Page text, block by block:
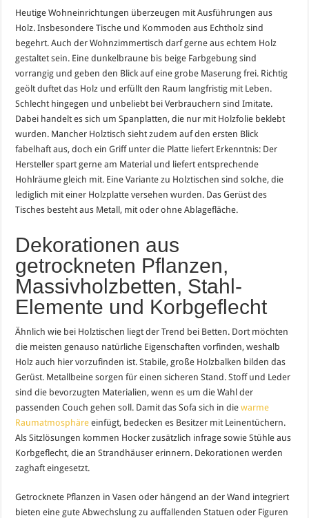
Heutige Wohneinrichtungen überzeugen mit Ausführungen aus
Holz. Insbesondere Tische und Kommoden aus Echtholz sind
begehrt. Auch der Wohnzimmertisch darf gerne aus echtem Holz
gestaltet sein. Eine dunkelbraune bis beige Farbgebung sind
vorrangig und geben den Blick auf eine grobe Maserung frei. Richtig
geölt duftet das Holz und erfüllt den Raum langfristig mit Leben.
Schlecht hingegen und unbeliebt bei Verbrauchern sind Imitate.
Dabei handelt es sich um Spanplatten, die nur mit Holzfolie beklebt
wurden. Mancher Holztisch sieht zudem auf den ersten Blick
fabelhaft aus, doch ein Griff unter die Platte liefert Erkenntnis: Der
Hersteller spart gerne am Material und liefert entsprechende
Hohlräume gleich mit. Eine Variante zu Holztischen sind solche, die
lediglich mit einer Holzplatte versehen wurden. Das Gerüst des
Tisches besteht aus Metall, mit oder ohne Ablagefläche.
Dekorationen aus
getrockneten Pflanzen,
Massivholzbetten, Stahl-
Elemente und Korbgeflecht
Ähnlich wie bei Holztischen liegt der Trend bei Betten. Dort möchten
die meisten genauso natürliche Eigenschaften vorfinden, weshalb
Holz auch hier vorzufinden ist. Stabile, große Holzbalken bilden das
Gerüst. Metallbeine sorgen für einen sicheren Stand. Stoff und Leder
sind die bevorzugten Materialien, wenn es um die Wahl der
passenden Couch gehen soll. Damit das Sofa sich in diewarme
Raumatmosphäre einfügt, bedecken es Besitzer mit Leinentüchern.
Als Sitzlösungen kommen Hocker zusätzlich infrage sowie Stühle aus
Korbgeflecht, die an Strandhäuser erinnern. Dekorationen werden
zaghaft eingesetzt.
Getrocknete Pflanzen in Vasen oder hängend an der Wand integriert
bieten eine gute Abwechslung zu auffallenden Statuen oder Figuren